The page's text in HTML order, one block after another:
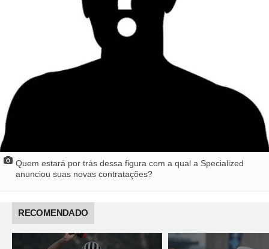
Quem estará por trás dessa figura com a qual a Specialized
anunciou suas novas contratações?
RECOMENDADO